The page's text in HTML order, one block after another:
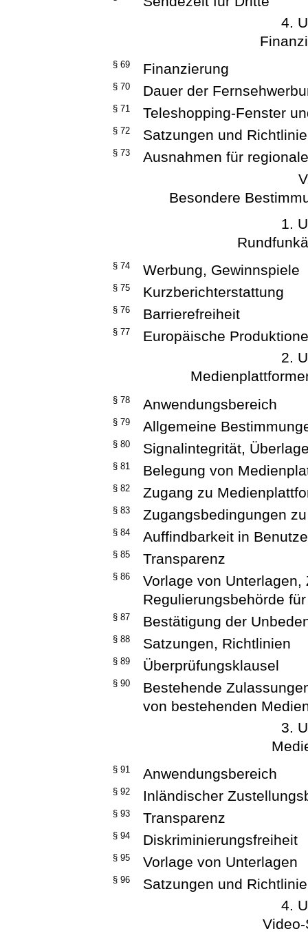
4.
§ 69 Finanzierung
§ 70 Dauer der
§ 71 Teleshopping-Fenster
§ 72 Satzungen und
§ 73
Ausnahmen für
Besondere
1.
§ 74 Werbung, Gewinnspiele
§ 75 Kurzberichterstattung
§ 76 Barrierefreiheit
§ 77
Europäische
2.
§ 78 Anwendungsbereich
§ 79 Allgemeine
§ 80 Signalintegrität,
§ 81 Belegung von
§ 82 Zugang zu
§ 83 Zugangsbedingungen
§ 84 Auffindbarkeit in
§ 85 Transparenz
§ 86
Vorlage von
Regulierungsbehörde
§ 87 Bestätigung der
§ 88 Satzungen, Richtlinien
§ 89 Überprüfungsklausel
§ 90
Bestehende
von bestehenden
3.
§ 91 Anwendungsbereich
§ 92 Inländischer
§ 93 Transparenz
§ 94 Diskriminierungsfreiheit
§ 95 Vorlage von Unterlagen
§ 96
Satzungen und
4.